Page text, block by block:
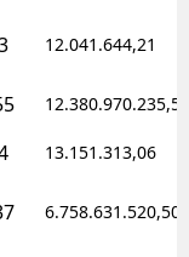
12.041.644,21
12.380.970.235,50
13.151.313,06
6.758.631.520,50